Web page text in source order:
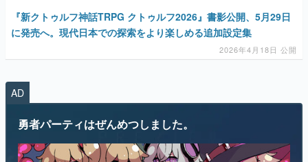
『新クトゥルフ神話TRPG クトゥルフ2026』書影公開、5月29日
に発売へ。現代日本での探索をより楽しめる追加設定集
2026年4月18日 公開
AD
勇者パーティはぜんめつしました。